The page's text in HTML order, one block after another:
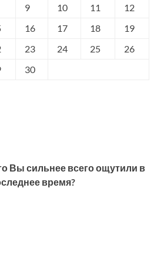
9 10 11
12
16 17 18
19
23 24 25
26
30
Вы сильнее всего ощутили в
время?